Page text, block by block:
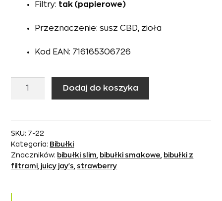
Filtry: tak (papierowe)
Przeznaczenie: susz CBD, zioła
Kod EAN: 716165306726
Connoiseur
Strawberry
King
Size
z
Dodaj do koszyka
SKU: 7-22
Kategoria: Bibułki
Znaczników: bibułki slim bibułki smakowe
bibułki z
filtrami juicy jay's strawberry